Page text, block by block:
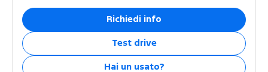
Richiedi info
Test drive
Hai un usato?